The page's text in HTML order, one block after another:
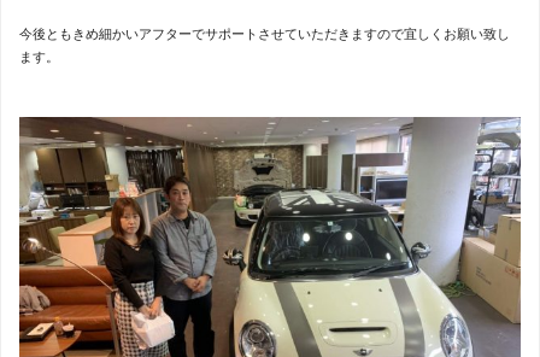
今後ともきめ細かいアフターでサポートさせていただきますので宜しくお願い致し
ます。